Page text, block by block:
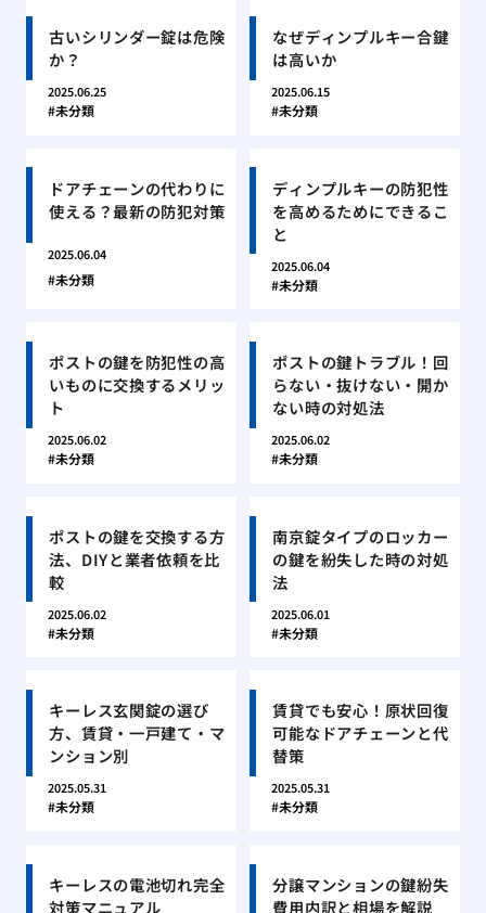
古いシリンダー錠は危険
か？
2025.06.25
未分類
なぜディンプルキー合鍵
は高いか
2025.06.15
未分類
ドアチェーンの代わりに
使える？最新の防犯対策
2025.06.04
未分類
ディンプルキーの防犯性
を高めるためにできるこ
と
2025.06.04
未分類
ポストの鍵を防犯性の高
いものに交換するメリッ
ト
2025.06.02
未分類
ポストの鍵トラブル！回
らない・抜けない・開か
ない時の対処法
2025.06.02
未分類
ポストの鍵を交換する方
法、DIYと業者依頼を比
較
2025.06.02
未分類
南京錠タイプのロッカー
の鍵を紛失した時の対処
法
2025.06.01
未分類
キーレス玄関錠の選び
方、賃貸・一戸建て・マ
ンション別
2025.05.31
未分類
賃貸でも安心！原状回復
可能なドアチェーンと代
替策
2025.05.31
未分類
キーレスの電池切れ完全
対策マニュアル
分譲マンションの鍵紛失
費用内訳と相場を解説